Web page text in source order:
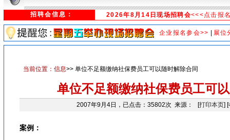
招聘会信息： 2026年8月14日现场招聘会<<<点击报
企业报名参会>> 展位
当前位置： 信息>> 单位不足额缴纳社保费员工可以随时解除合同
单位不足额缴纳社保费员工可
2007年9月4日，已点击：35802次 来源： [打印本页] [
案例：